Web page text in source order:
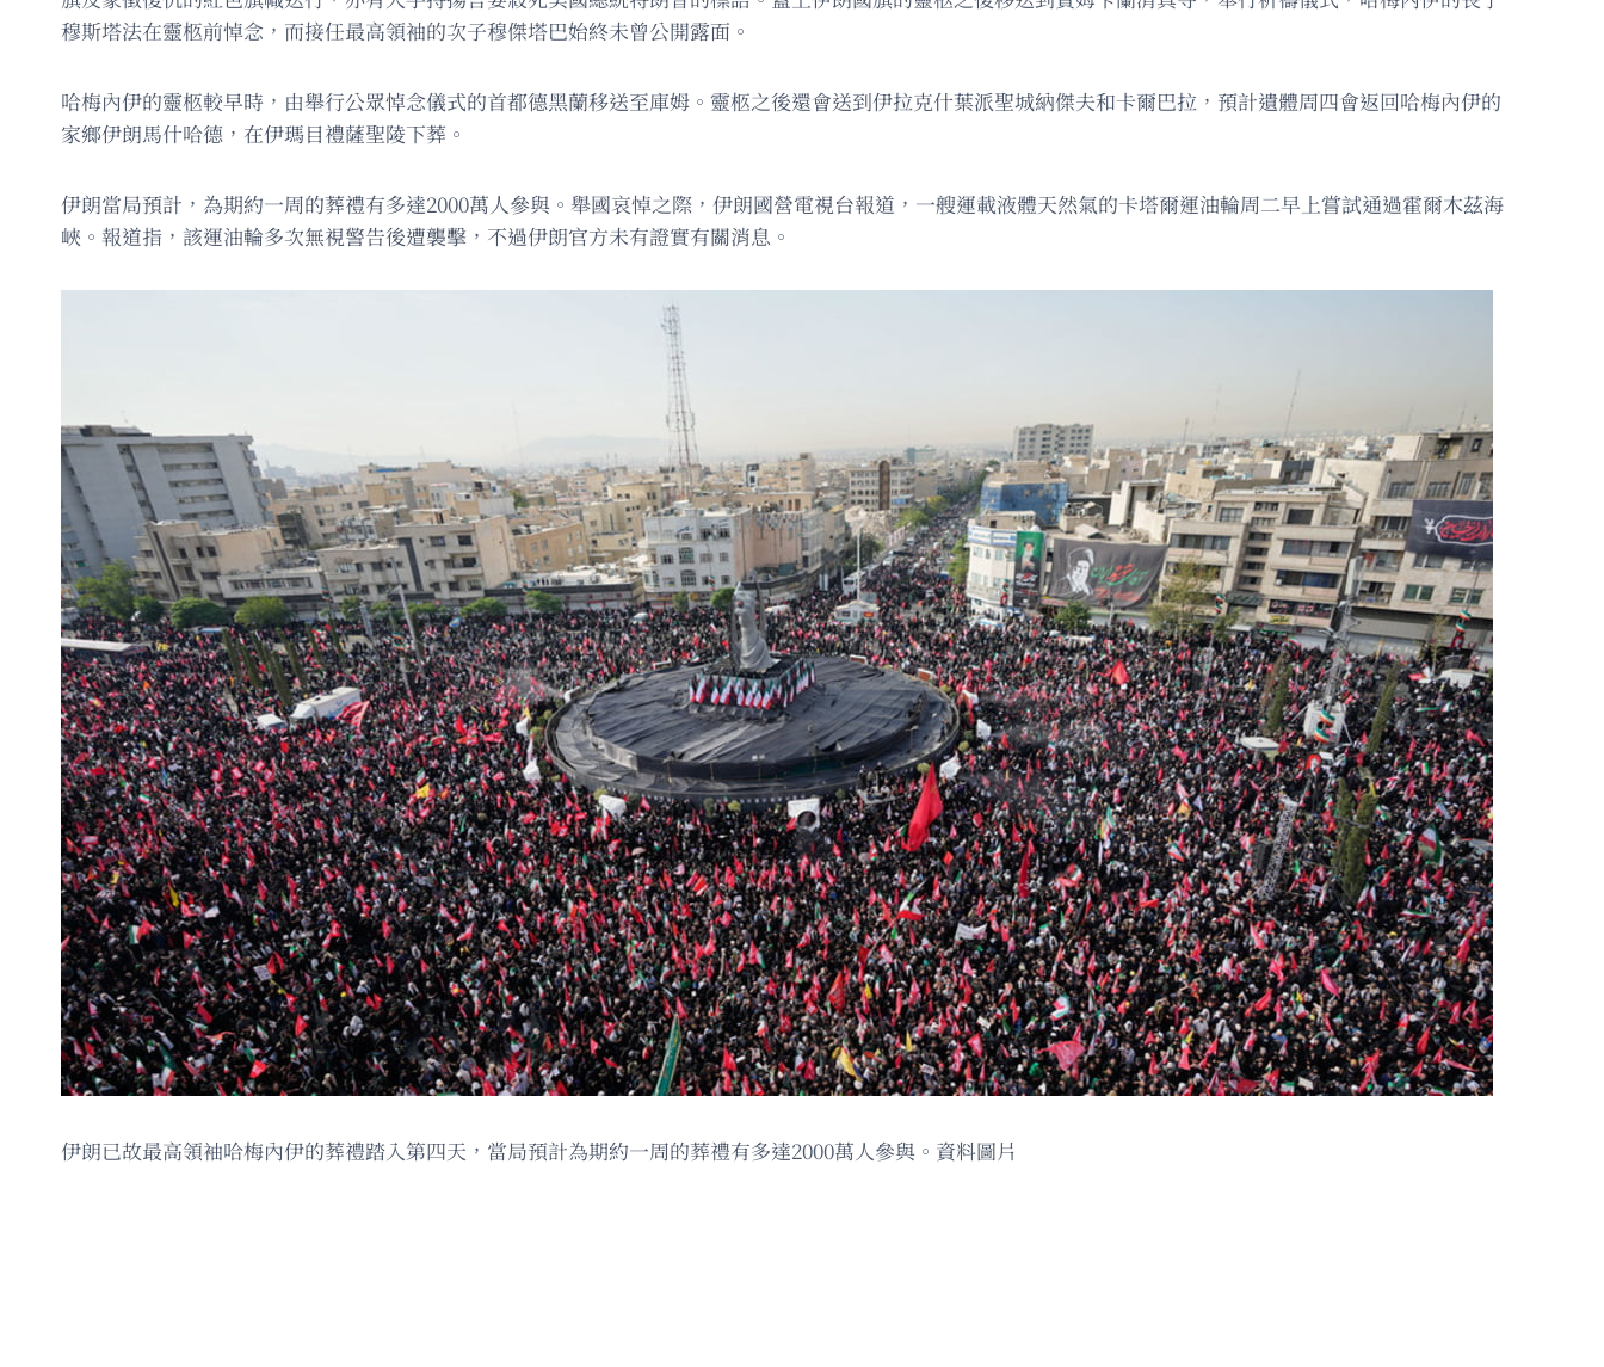
穆斯塔法在靈柩前悼念，而接任最高領袖的次子穆傑塔巴始終未曾公開露面。
哈梅內伊的靈柩較早時，由舉行公眾悼念儀式的首都德黑蘭移送至庫姆。靈柩之後還會送到伊拉克什葉派聖城納傑夫和卡爾巴拉，預計遺體周四會返回哈梅內伊的
家鄉伊朗馬什哈德，在伊瑪目禮薩聖陵下葬。
伊朗當局預計，為期約一周的葬禮有多達2000萬人參與。舉國哀悼之際，伊朗國營電視台報道，一艘運載液體天然氣的卡塔爾運油輪周二早上嘗試通過霍爾木茲海
峽。報道指，該運油輪多次無視警告後遭襲擊，不過伊朗官方未有證實有關消息。
伊朗已故最高領袖哈梅內伊的葬禮踏入第四天，當局預計為期約一周的葬禮有多達2000萬人參與。資料圖片